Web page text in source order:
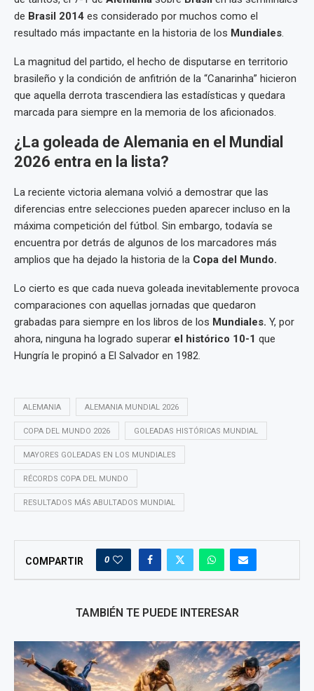
de Brasil 2014 es considerado por muchos como el
resultado más impactante en la historia de los Mundiales.
La magnitud del partido, el hecho de disputarse en territorio
brasileño y la condición de anfitrión de la “Canarinha” hicieron
que aquella derrota trascendiera las estadísticas y quedara
marcada para siempre en la memoria de los aficionados.
¿La goleada de Alemania en el Mundial
2026 entra en la lista?
La reciente victoria alemana volvió a demostrar que las
diferencias entre selecciones pueden aparecer incluso en la
máxima competición del fútbol. Sin embargo, todavía se
encuentra por detrás de algunos de los marcadores más
amplios que ha dejado la historia de la Copa del Mundo.
Lo cierto es que cada nueva goleada inevitablemente provoca
comparaciones con aquellas jornadas que quedaron
grabadas para siempre en los libros de los Mundiales. Y, por
ahora, ninguna ha logrado superar el histórico 10-1 que
Hungría le propinó a El Salvador en 1982.
ALEMANIA ALEMANIA MUNDIAL 2026
COPA DEL MUNDO 2026 GOLEADAS HISTÓRICAS MUNDIAL
MAYORES GOLEADAS EN LOS MUNDIALES
RÉCORDS COPA DEL MUNDO
RESULTADOS MÁS ABULTADOS MUNDIAL
COMPARTIR 0
TAMBIÉN TE PUEDE INTERESAR